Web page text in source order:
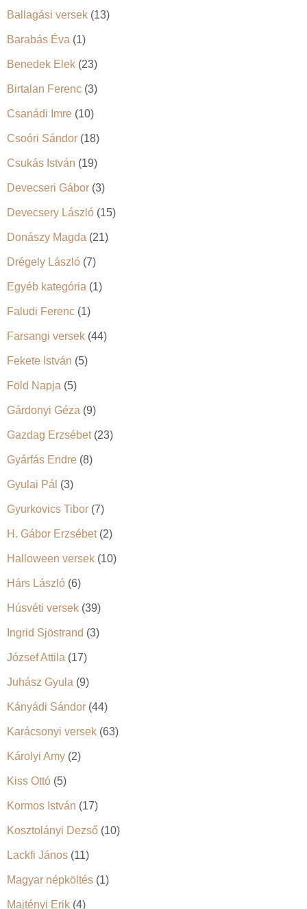
Ballagási versek (13)
Barabás Éva (1)
Benedek Elek (23)
Birtalan Ferenc (3)
Csanádi Imre (10)
Csoóri Sándor (18)
Csukás István (19)
Devecseri Gábor (3)
Devecsery László (15)
Donászy Magda (21)
Drégely László (7)
Egyéb kategória (1)
Faludi Ferenc (1)
Farsangi versek (44)
Fekete István (5)
Föld Napja (5)
Gárdonyi Géza (9)
Gazdag Erzsébet(23)
Gyárfás Endre (8)
Gyulai Pál (3)
Gyurkovics Tibor (7)
H. Gábor Erzsébet(2)
Halloween versek (10)
Hárs László (6)
Húsvéti versek (39)
Ingrid Sjöstrand (3)
József Attila (17)
Juhász Gyula (9)
Kányádi Sándor (44)
Karácsonyi versek (63)
Károlyi Amy (2)
Kiss Ottó (5)
Kormos István (17)
Kosztolányi Dezső (10)
Lackfi János (11)
Magyar népköltés (1)
Majtényi Erik (4)